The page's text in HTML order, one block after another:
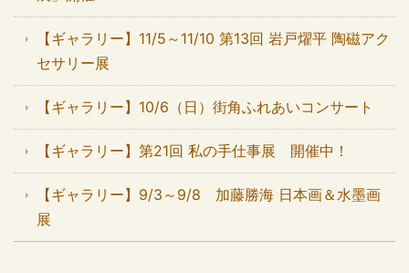
【ギャラリー】11/5～11/10 第13回 岩戸燿平 陶磁アク
セサリー展
【ギャラリー】10/6（日）街角ふれあいコンサート
【ギャラリー】第21回 私の手仕事展 開催中！
【ギャラリー】9/3～9/8 加藤勝海 日本画＆水墨画
展